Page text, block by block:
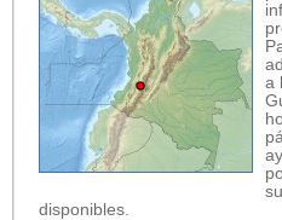
a
disponibles.